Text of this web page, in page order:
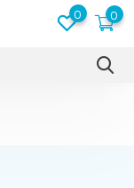
0 0